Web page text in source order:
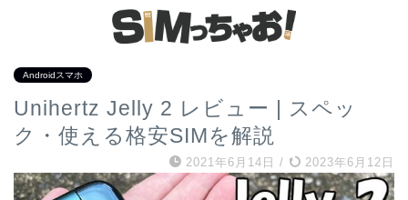
Androidスマホ
Unihertz Jelly 2 レビュー | スペッ
ク・使える格安SIMを解説
2021年6月14日 / 2023年6月12日